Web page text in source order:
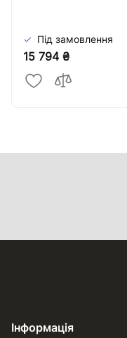
Під замовлення
15 794 ₴
Інформація